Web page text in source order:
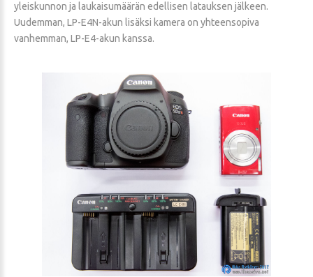
yleiskunnon ja laukaisumäärän edellisen latauksen jälkeen.
Uudemman, LP-E4N-akun lisäksi kamera on yhteensopiva
vanhemman, LP-E4-akun kanssa.